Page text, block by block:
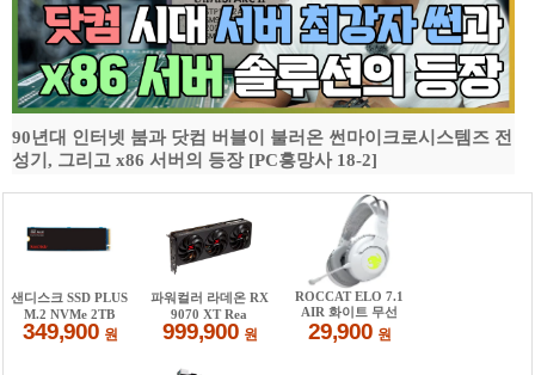
90년대 인터넷 붐과 닷컴 버블이 불러온 썬마이크로시스템즈 전
성기, 그리고 x86 서버의 등장 [PC흥망사 18-2]